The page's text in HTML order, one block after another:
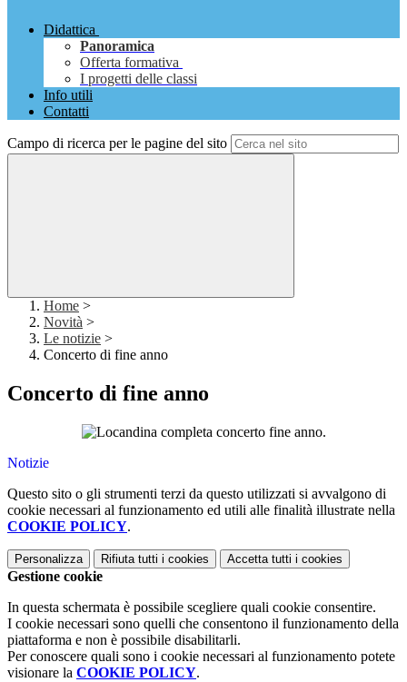
Didattica
Panoramica
Offerta formativa
I progetti delle classi
Info utili
Contatti
Campo di ricerca per le pagine del sito
Home >
Novità >
Le notizie >
Concerto di fine anno
Concerto di fine anno
.
Notizie
Questo sito o gli strumenti terzi da questo utilizzati si avvalgono di
cookie necessari al funzionamento ed utili alle finalità illustrate nella
COOKIE POLICY.
Personalizza Rifiuta tutti i cookies Accetta tutti i cookies
Gestione cookie
In questa schermata è possibile scegliere quali cookie consentire.
I cookie necessari sono quelli che consentono il funzionamento della
piattaforma e non è possibile disabilitarli.
Per conoscere quali sono i cookie necessari al funzionamento potete
visionare la COOKIE POLICY.